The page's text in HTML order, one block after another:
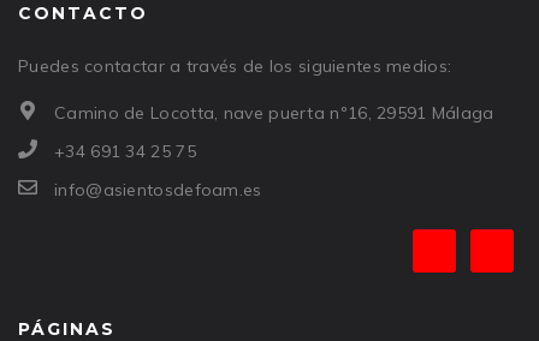
CONTACTO
Puedes contactar a través de los siguientes medios:
Camino de Locotta, nave puerta nº16, 29591 Málaga
+34 691 34 25 75
info@asientosdefoam.es
PÁGINAS